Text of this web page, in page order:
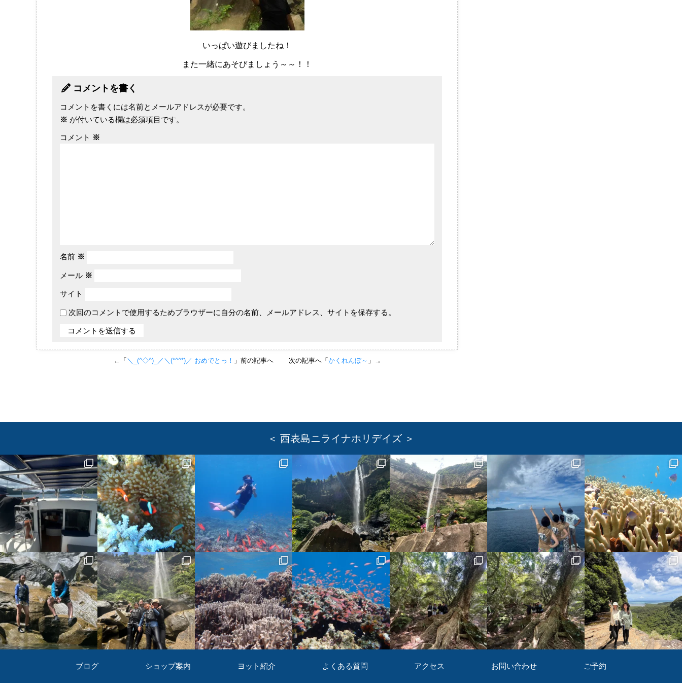
いっぱい遊びましたね！
また一緒にあそびましょう～～！！
コメントを書く
コメントを書くには名前とメールアドレスが必要です。
※ が付いている欄は必須項目です。
コメント ※
名前 ※
メール ※
サイト
次回のコメントで使用するためブラウザーに自分の名前、メールアドレス、サイトを保存する。
←「 ＼_(^◇^)_／＼(*^^*)／ おめでとっ！ 」前の記事へ 次の記事へ「 かくれんぼ～ 」→
＜ 西表島ニライナホリデイズ ＞
ブログ ショップ案内 ヨット紹介 よくある質問 アクセス お問い合わせ ご予約